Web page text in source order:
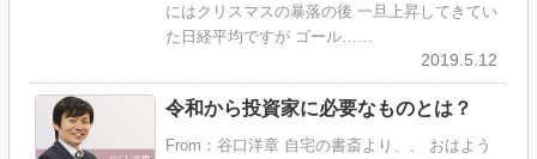
にはクリスマスの暴落の後 一旦上昇してきてい
た日経平均ですが ゴール……
2019.5.12
令和から投資家に必要なものとは？
From：谷口洋章 自宅の書斎より、、 おはよう